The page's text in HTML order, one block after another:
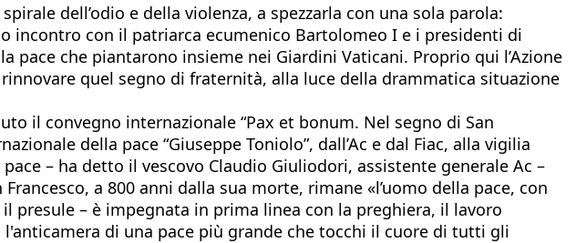
dell’odio e della violenza, a spezzarla con una sola parola:
incontro con il patriarca ecumenico Bartolomeo I e i presidenti di
pace che piantarono insieme nei Giardini Vaticani. Proprio qui l’Azione
quel segno di fraternità, alla luce della drammatica situazione
il convegno internazionale “Pax et bonum. Nel segno di San
della pace “Giuseppe Toniolo”, dall’Ac e dal Fiac, alla vigilia
– ha detto il vescovo Claudio Giuliodori, assistente generale Ac –
a 800 anni dalla sua morte, rimane «l’uomo della pace, con
il presule – è impegnata in prima linea con la preghiera, il lavoro
di una pace più grande che tocchi il cuore di tutti gli